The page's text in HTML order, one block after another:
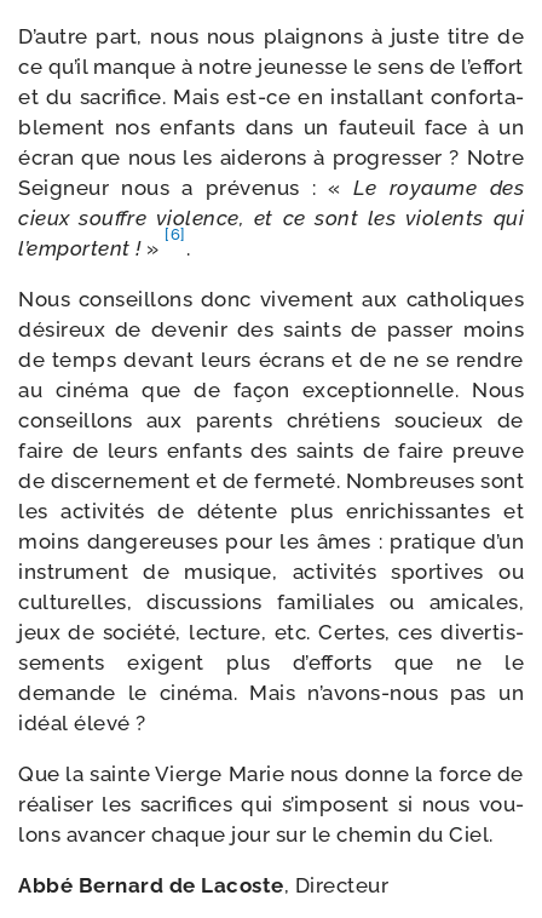
D’autre part, nous nous plai­gnons à juste titre de
ce qu’il manque à notre jeu­nesse le sens de l’ef­fort
et du sacri­fice. Mais est-​ce en ins­tal­lant confor­ta­
ble­ment nos enfants dans un fau­teuil face à un
écran que nous les aide­rons à pro­gres­ser ? Notre
Seigneur nous a pré­ve­nus : « Le royaume des
cieux souffre vio­lence, et ce sont les vio­lents qui
l’emportent !»
[6]
.
Nous conseillons donc vive­ment aux catho­liques
dési­reux de deve­nir des saints de pas­ser moins
de temps devant leurs écrans et de ne se rendre
au ciné­ma que de façon excep­tion­nelle. Nous
conseillons aux parents chré­tiens sou­cieux de
faire de leurs enfants des saints de faire preuve
de dis­cer­ne­ment et de fer­me­té. Nombreuses sont
les acti­vi­tés de détente plus enri­chis­santes et
moins dan­ge­reuses pour les âmes : pra­tique d’un
ins­tru­ment de musique, acti­vi­tés spor­tives ou
cultu­relles, dis­cus­sions fami­liales ou ami­cales,
jeux de socié­té, lec­ture, etc. Certes, ces diver­tis­
se­ments exigent plus d’ef­forts que ne le
demande le ciné­ma. Mais n’avons-​nous pas un
idéal élevé ?
Que la sainte Vierge Marie nous donne la force de
réa­li­ser les sacri­fices qui s’im­posent si nous vou­
lons avan­cer chaque jour sur le che­min du Ciel.
Abbé Bernard de Lacoste, Directeur